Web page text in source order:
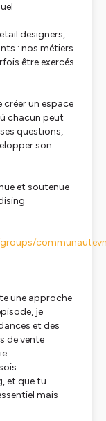
designers,
: nos métiers
être exercés
un espace
chacun peut
questions,
son
et soutenue
une approche
je
et des
de vente
et que tu
mais